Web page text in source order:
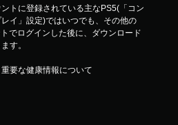
トに登録されている主なPS5(「コン
イ」設定)ではいつでも、その他の
でログインした後に、ダウンロード
す。
要な健康情報について